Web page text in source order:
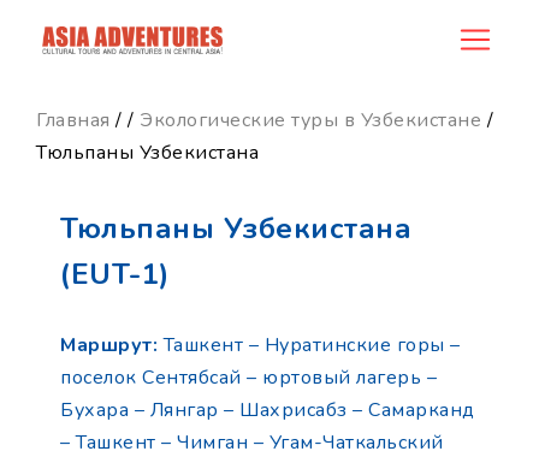
product_id87
Главная // Экологические туры в Узбекистане /
Тюльпаны Узбекистана
Тюльпаны Узбекистана
(EUT-1)
Маршрут: Ташкент – Нуратинские горы –
поселок Сентябсай – юртовый лагерь –
Бухара – Лянгар – Шахрисабз – Самарканд
– Ташкент – Чимган – Угам-Чаткальский